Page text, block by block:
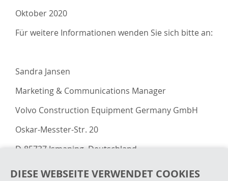
Oktober 2020
Für weitere Informationen wenden Sie sich bitte an:
Sandra Jansen
Marketing & Communications Manager
Volvo Construction Equipment Germany GmbH
Oskar-Messter-Str. 20
D-85737 Ismaning, Deutschland
Tel: +49 89 800 74 – 460
DIESE WEBSEITE VERWENDET COOKIES